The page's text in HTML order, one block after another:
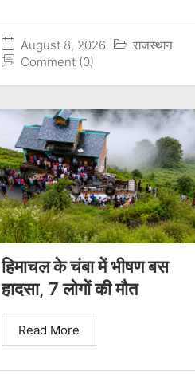
August 8, 2026
राजस्थान
Comment (0)
हिमाचल के चंबा में भीषण बस
हादसा, 7 लोगों की मौत
Read More